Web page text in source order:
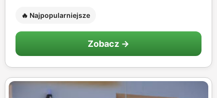
🔥 Najpopularniejsze
Zobacz →